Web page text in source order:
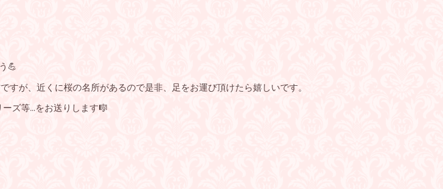
💪
が、近くに桜の名所があるので是非、足をお運び頂けたら嬉しいです。
ズ等…をお送りします🎼